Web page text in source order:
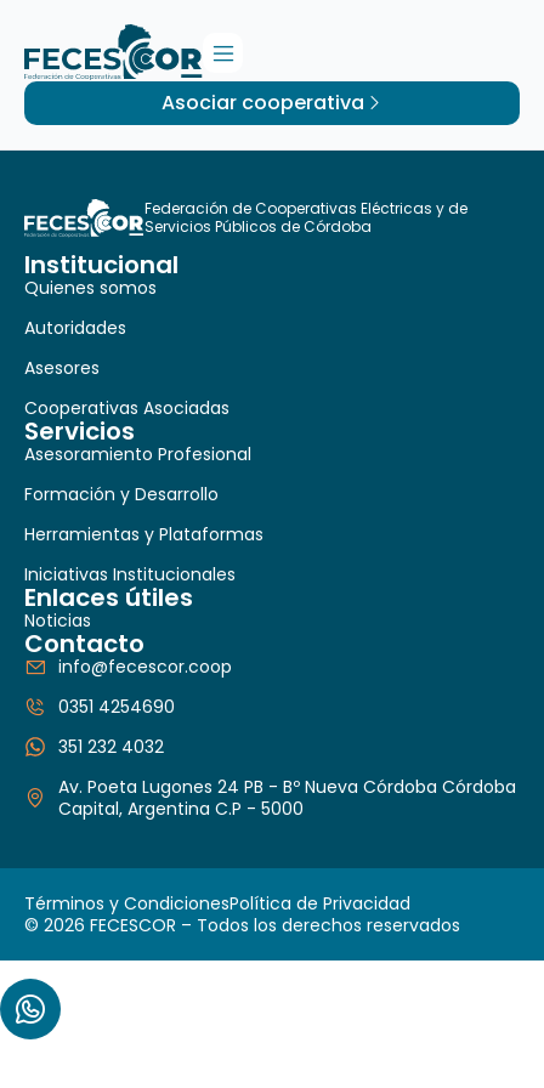
Asociar cooperativa
Federación de Cooperativas Eléctricas y de
Servicios Públicos de Córdoba
Institucional
Quienes somos
Autoridades
Asesores
Cooperativas Asociadas
Servicios
Asesoramiento Profesional
Formación y Desarrollo
Herramientas y Plataformas
Iniciativas Institucionales
Enlaces útiles
Noticias
Contacto
info@fecescor.coop
0351 4254690
351 232 4032
Av. Poeta Lugones 24 PB - Bº Nueva Córdoba Córdoba
Capital, Argentina C.P - 5000
© 2026 FECESCOR – Todos los derechos reservados
Términos y CondicionesPolítica de Privacidad